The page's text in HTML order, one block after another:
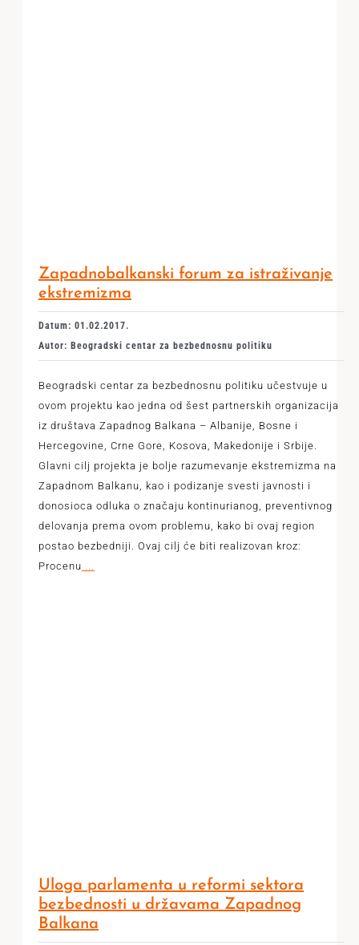
Zapadnobalkanski forum za istraživanje
ekstremizma
Datum: 01.02.2017.
Autor: Beogradski centar za bezbednosnu politiku
Beogradski centar za bezbednosnu politiku učestvuje u
ovom projektu kao jedna od šest partnerskih organizacija
iz društava Zapadnog Balkana – Albanije, Bosne i
Hercegovine, Crne Gore, Kosova, Makedonije i Srbije.
Glavni cilj projekta je bolje razumevanje ekstremizma na
Zapadnom Balkanu, kao i podizanje svesti javnosti i
donosioca odluka o značaju kontinurianog, preventivnog
delovanja prema ovom problemu, kako bi ovaj region
postao bezbedniji. Ovaj cilj će biti realizovan kroz:
Procenu ...
Uloga parlamenta u reformi sektora
bezbednosti u državama Zapadnog
Balkana